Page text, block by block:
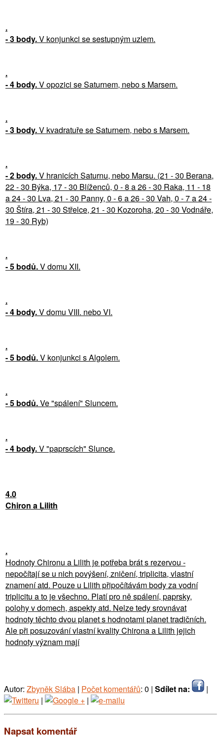
.
- 3 body.V konjunkci se sestupným uzlem.
.
- 4 body.V opozici se Saturnem, nebo s Marsem.
.
- 3 body.V kvadratuře se Saturnem, nebo s Marsem.
.
- 2 body.V hranicích Saturnu, nebo Marsu. (21 - 30 Berana,
22 - 30 Býka, 17 - 30 Blíženců, 0 - 8 a 26 - 30 Raka, 11 - 18
a 24 - 30 Lva, 21 - 30 Panny, 0 - 6 a 26 - 30 Vah, 0 - 7 a 24 -
30 Štíra, 21 - 30 Střelce, 21 - 30 Kozoroha, 20 - 30 Vodnáře,
19 - 30 Ryb)
.
- 5 bodů.V domu XII.
.
- 4 body.V domu VIII. nebo VI.
.
- 5 bodů.V konjunkci s Algolem.
.
- 5 bodů.Ve "spálení" Sluncem.
.
- 4 body.V "paprscích" Slunce.
4.0
Chiron a Lilith
.
Hodnoty Chironu a Lilith je potřeba brát s rezervou -
nepočítají se u nich povýšení, zničení, triplicita, vlastní
znamení atd. Pouze u Lilith připočítávám body za vodní
triplicitu a to je všechno. Platí pro ně spálení, paprsky,
polohy v domech, aspekty atd. Nelze tedy srovnávat
hodnoty těchto dvou planet s hodnotami planet tradičních.
Ale při posuzování vlastní kvality Chirona a Lilith jejich
hodnoty význam mají
Autor: Zbyněk Slába | Počet komentářů: 0 | Sdílet na:
|
|
|
Napsat komentář